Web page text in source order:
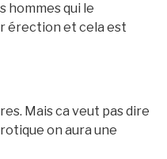
hommes qui le
érection et cela est
Mais ca veut pas dire
on aura une